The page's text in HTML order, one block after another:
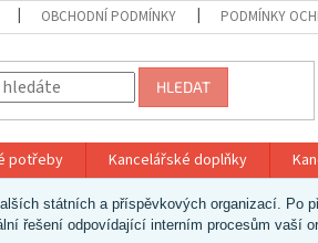
OBCHODNÍ PODMÍNKY PODMÍNKY
HLEDAT
potřeby Kancelářské doplňky
státních a příspěvkových organizací. Po
řešení odpovídající interním procesům vaší